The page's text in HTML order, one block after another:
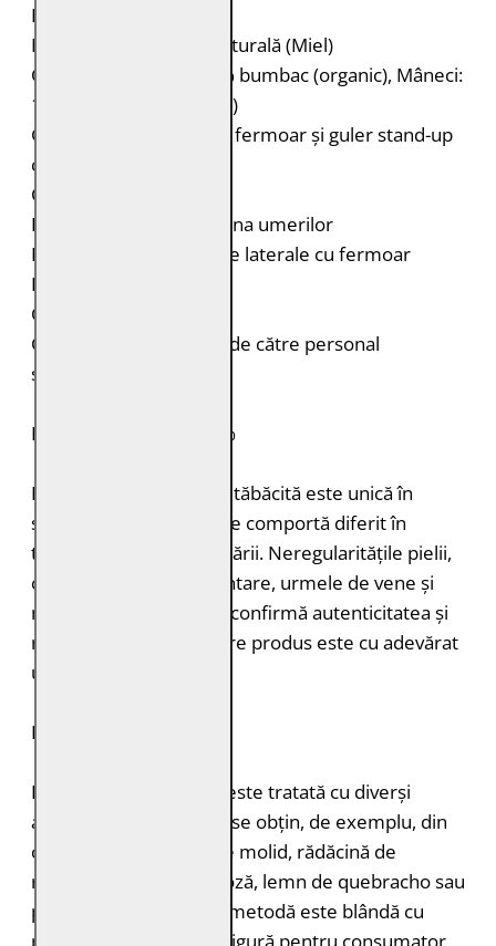
Brand: 2.0 by Mauritius
Material: 100% piele naturală (Miel)
Căptușeală: Corp: 100% bumbac (organic), Mâneci:
100% poliester (reciclat)
Geacă de piele biker cu fermoar și guler stand-up
cu capse
Cusături decorative
Porțiuni matlasate în zona umerilor
Două buzunare verticale laterale cu fermoar
Fermoar la mâneci
Croială: Slim Fit
Curățare: Spălare doar de către personal
specializat
PIELE NATURALĂ: 100%
Fiecare bucată de piele tăbăcită este unică în
structură, grosimea și se comportă diferit în
timpul vopsirii și procesării. Neregularitățile pielii,
cum ar fi petele pigmentare, urmele de vene și
mușcăturile de insecte confirmă autenticitatea și
naturalețea pielii. Fiecare produs este cu adevărat
unic.
DURABILITATE
Pielea tăbăcită vegetal este tratată cu diverși
agenți de tăbăcire care se obțin, de exemplu, din
coajă de stejar, coajă de molid, rădăcină de
rubarbă, coajă de mimoză, lemn de quebracho sau
păstăi de tara. Această metodă este blândă cu
mediul înconjurător și sigură pentru consumator,